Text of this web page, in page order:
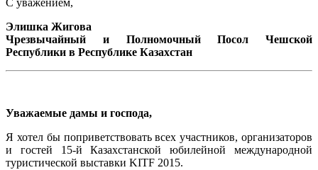
С уважением,
Элишка Жигова
Чрезвычайный и Полномочный Посол Чешской
Республики в Республике Казахстан
Уважаемые дамы и господа,
Я хотел бы поприветствовать всех участников, организаторов
и гостей 15-й Казахстанской юбилейной международной
туристической выставки KITF 2015.